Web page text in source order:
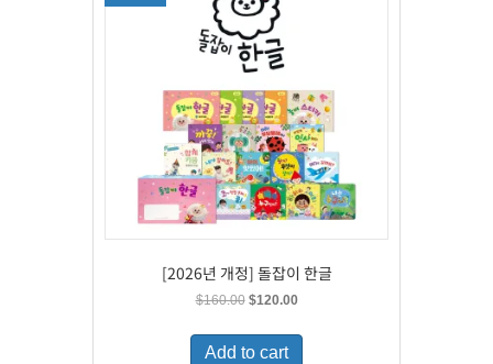
[2026년 개정] 돌잡이 한글
$160.00 Original
was:
$160.00.
$120.00Current
is:
Add to cart